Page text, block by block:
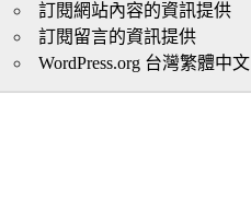
訂閱網站內容的資訊提供
訂閱留言的資訊提供
WordPress.org 台灣繁體中文